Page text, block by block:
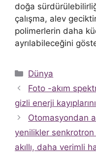
doğa
çalışma, alev
polimerlerin daha
ayrılabileceğini
Kategoriler
Dünya
Foto -akım
gizli enerji
Otomasyondan
yenilikler senkrotron
akıllı, daha verimli